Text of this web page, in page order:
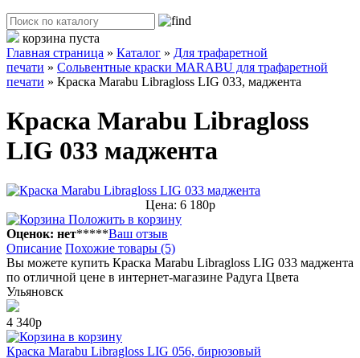
корзина пуста
Главная страница » Каталог » Для трафаретной
печати » Сольвентные краски MARABU для трафаретной
печати » Краска Маrabu Libragloss LIG 033, маджента
Краска Маrabu Libragloss
LIG 033 маджента
Цена: 6 180р
Положить в корзину
Оценок: нет*****Ваш отзыв
Описание Похожие товары (5)
Вы можете купить Краска Маrabu Libragloss LIG 033 маджента
по отличной цене в интернет-магазине Радуга Цвета
Ульяновск
4 340р
в корзину
Краска Маrabu Libragloss LIG 056, бирюзовый